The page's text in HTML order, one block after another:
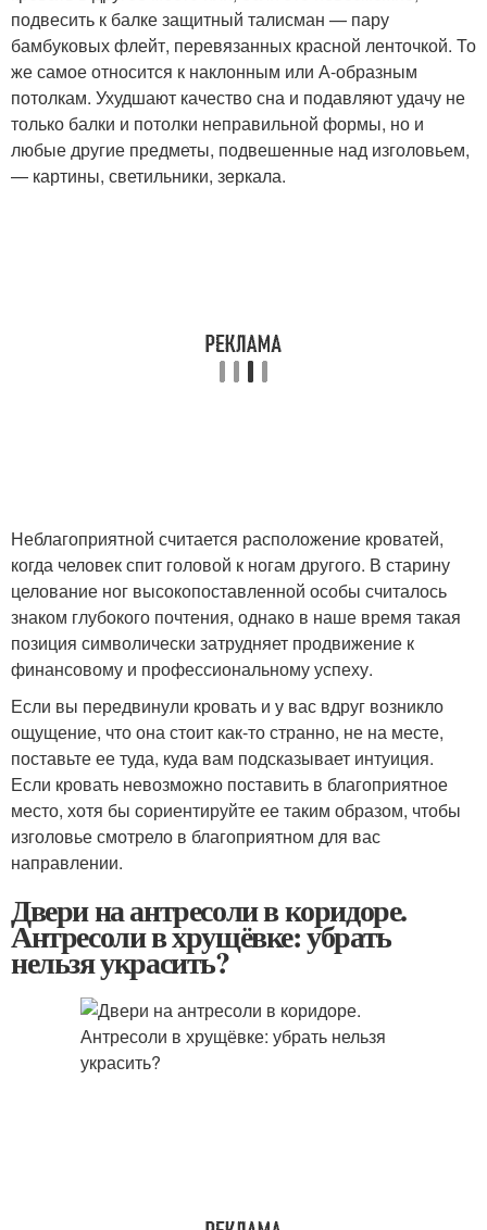
подвесить к балке защитный талисман — пару
бамбуковых флейт, перевязанных красной ленточкой. То
же самое относится к наклонным или А-образным
потолкам. Ухудшают качество сна и подавляют удачу не
только балки и потолки неправильной формы, но и
любые другие предметы, подвешенные над изголовьем,
— картины, светильники, зеркала.
Неблагоприятной считается расположение кроватей,
когда человек спит головой к ногам другого. В старину
целование ног высокопоставленной особы считалось
знаком глубокого почтения, однако в наше время такая
позиция символически затрудняет продвижение к
финансовому и профессиональному успеху.
Если вы передвинули кровать и у вас вдруг возникло
ощущение, что она стоит как-то странно, не на месте,
поставьте ее туда, куда вам подсказывает интуиция.
Если кровать невозможно поставить в благоприятное
место, хотя бы сориентируйте ее таким образом, чтобы
изголовье смотрело в благоприятном для вас
направлении.
Двери на антресоли в коридоре.
Антресоли в хрущёвке: убрать
нельзя украсить?